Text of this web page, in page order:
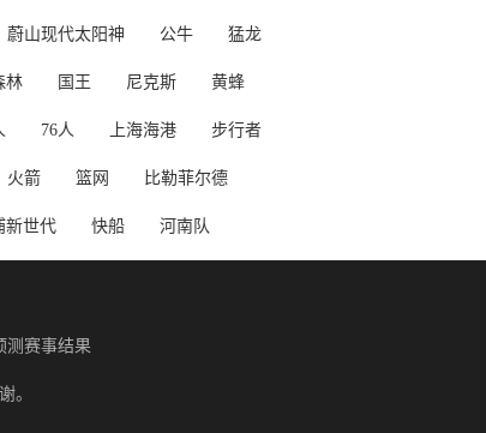
蔚山现代太阳神 公牛 猛龙
林 国王 尼克斯 黄蜂
76人 上海海港 步行者
火箭 篮网 比勒菲尔德
新世代 快船 河南队
测赛事结果
。